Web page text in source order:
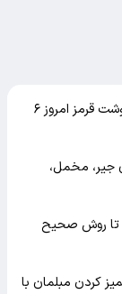
گوشت خورشتی کیلویی چند ؟! + لیست قیمت گوشت قرمز امروز ۶
جیر، مخمل،
تا روش صحیح
کردن مبلمان با